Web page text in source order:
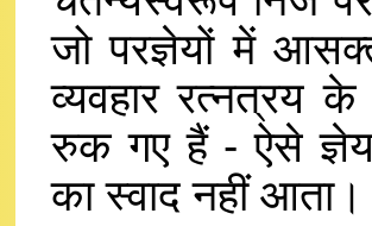
जो परज्ञेयों में
व्यवहार रत्नत्रय
रुक गए हैं - ऐसे
का स्वाद नहीं आता।